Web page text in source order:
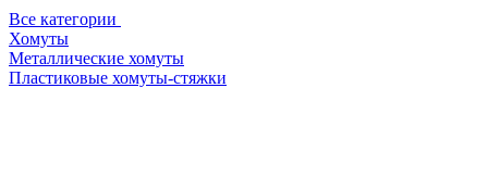
Все категории
Хомуты
Металлические хомуты
Пластиковые хомуты-стяжки